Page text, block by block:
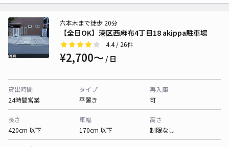
【全日OK】港区西麻布4丁目18 akippa駐車場
六本木まで徒歩 20分
4.4/ 26件
¥2,700〜 / 日
貸出時間
24時間営業
タイプ
平置き
再入庫
可
長さ
420cm 以下
車幅
170cm 以下
高さ
制限なし